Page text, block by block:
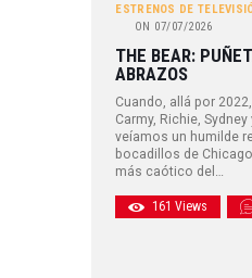
ESTRENOS DE
ON 07/07/2026
THE BEAR:
ABRAZOS
Cuando, allá por
Carmy, Richie,
veíamos un humilde
bocadillos de
más caótico del…
161 Views